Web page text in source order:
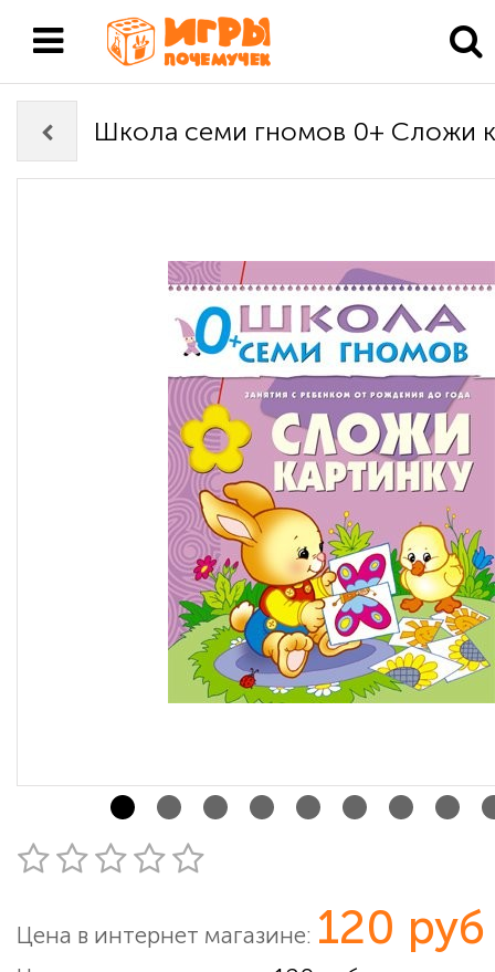
Школа семи гномов 0+ Сложи
Цена в интернет магазине: 120 руб